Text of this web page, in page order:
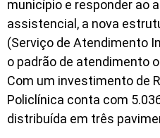
município e responder ao
assistencial, a nova
(Serviço de Atendimento
o padrão de atendimento
Com um investimento de
Policlínica conta com
distribuída em três